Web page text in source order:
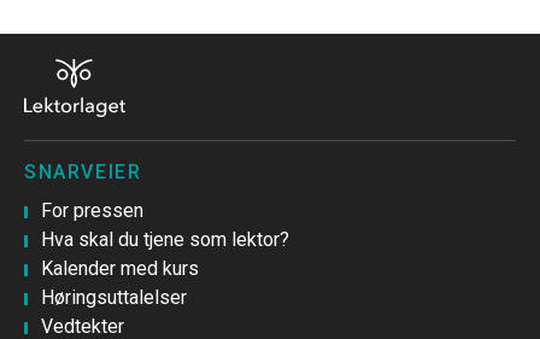
SNARVEIER
For pressen
Hva skal du tjene som lektor?
Kalender med kurs
Høringsuttalelser
Vedtekter